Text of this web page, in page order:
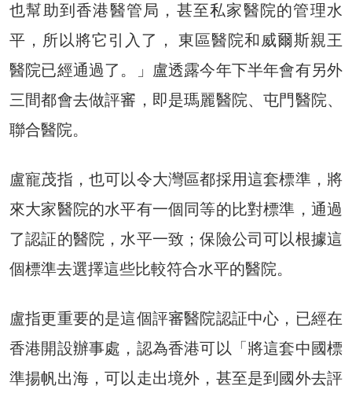
也幫助到香港醫管局，甚至私家醫院的管理水
平，所以將它引入了， 東區醫院和威爾斯親王
醫院已經通過了。」盧透露今年下半年會有另外
三間都會去做評審，即是瑪麗醫院、屯門醫院、
聯合醫院。
盧寵茂指，也可以令大灣區都採用這套標準，將
來大家醫院的水平有一個同等的比對標準，通過
了認証的醫院，水平一致；保險公司可以根據這
個標準去選擇這些比較符合水平的醫院。
盧指更重要的是這個評審醫院認証中心，已經在
香港開設辦事處，認為香港可以「將這套中國標
準揚帆出海，可以走出境外，甚至是到國外去評